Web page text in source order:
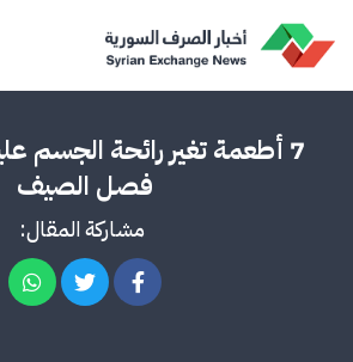
7 أطعمة تغير رائحة الجسم
فصل الصيف
مشاركة المقال: